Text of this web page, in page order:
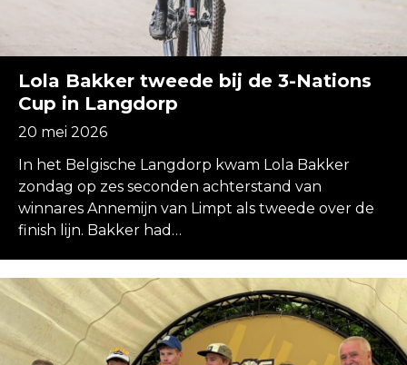
Lola Bakker tweede bij de 3-Nations
Cup in Langdorp
20 mei 2026
In het Belgische Langdorp kwam Lola Bakker
zondag op zes seconden achterstand van
winnares Annemijn van Limpt als tweede over de
finish lijn. Bakker had…